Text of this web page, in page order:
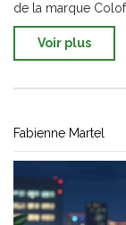
de la marque
Voir plus
Fabienne Martel